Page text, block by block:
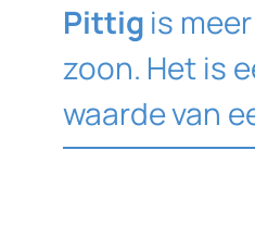
Pittig is
zoon. Het is
waarde van